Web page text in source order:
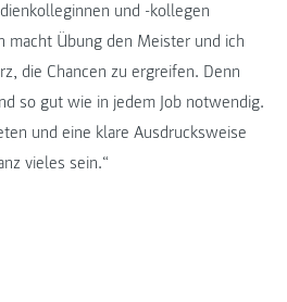
und -kollegen
macht Übung den Meister und ich
die Chancen zu ergreifen. Denn
so gut wie in jedem Job notwendig.
und eine klare Ausdrucksweise
vieles sein.“